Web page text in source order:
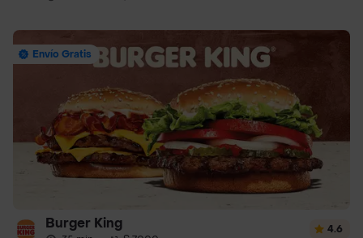
Envío Gratis
Burger King 4.6